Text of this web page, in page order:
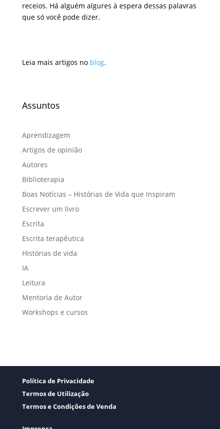
receios. Há alguém algures à espera dessas palavras
que só você pode dizer.
Leia mais artigos no blog.
Assuntos
Aprendizagem
Artigos de opinião
Autores
Biblioterapia
Boas Notícias – Histórias de Vida que Inspiram
Escrever um livro
Escrita
Escrita terapêutica
Histórias de vida
IA
Leitura
Mentoria de Autor
Workshops e cursos
Política de Privacidade
Termos de Utilização
Termos e Condições de Venda